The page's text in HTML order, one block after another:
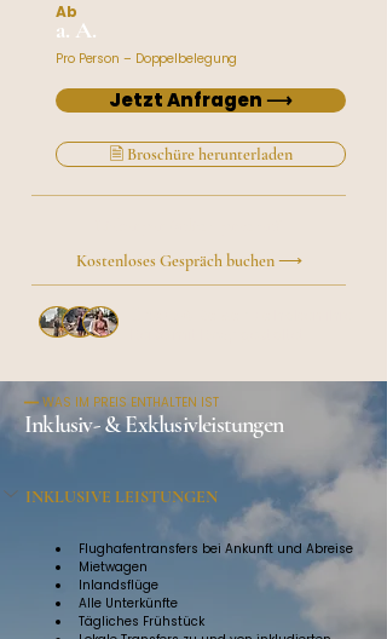
a. A.
Ab
Pro Person – Doppelbelegung
Jetzt Anfragen ⟶
🗎 Broschüre herunterladen
Kostenloses Gespräch buchen ⟶
━━ WAS IM PREIS ENTHALTEN IST
Inklusiv- & Exklusivleistungen
INKLUSIVE LEISTUNGEN
Flughafentransfers bei Ankunft und Abreise
Mietwagen
Inlandsflüge
Alle Unterkünfte
Tägliches Frühstück